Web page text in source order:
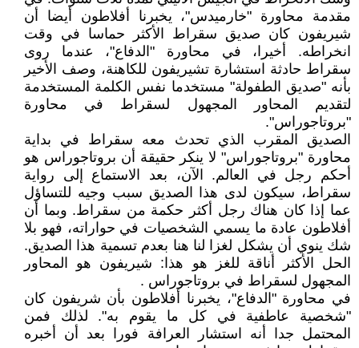
مقدمة محاورة "خارميدس"، يخبرنا أفلاطون أيضا أن
شيريفون كان صديق سقراط الأكثر حماسا في وقت
انخراطه. أخيرا، في محاورة "الدفاع"، عندما روى
سقراط حادثة استشارة تشيريفون للكاهنة، وصف الأخير
بأنه "صديق الطفولة" مستخدما نفس الكلمة المستخدمة
لتقديم المحاور المجهول لسقراط في محاورة
"بروتاجوراس".
الصديق المقرب الذي تحدث معه سقراط في بداية
محاورة "بروتاجوراس" لا ينكر حقيقة أن بروتاجوراس هو
أحكم رجل في العالم. الآن، بعد الاستماع إلى رواية
سقراط، سيكون لدى هذا الصديق سبب وجيه للتساؤل
عما إذا كان هناك رجل أكثر حكمة من سقراط. وبما أن
أفلاطون عادة ما يسمي الشخصيات في حواراته، فهو بلا
شك ينوي أن يشكل لغزا لنا هنا بعدم تسمية هذا الصديق.
الحل الأكثر أناقة للغز هو هذا: شيريفون هو المحاور
المجهول لسقراط في بروتاجوراس .
في محاورة "الدفاع"، يخبرنا أفلاطون بأن شريفون كان
"شخصية عاطفية في كل ما يقوم به". لذلك فمن
المحتمل جدا أنه استشار العرافة فورا بعد أن أخبره